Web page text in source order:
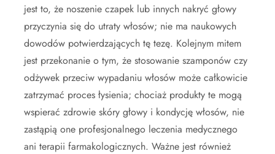
jest to, że noszenie czapek lub innych nakryć głowy
przyczynia się do utraty włosów; nie ma naukowych
dowodów potwierdzających tę tezę. Kolejnym mitem
jest przekonanie o tym, że stosowanie szamponów czy
odżywek przeciw wypadaniu włosów może całkowicie
zatrzymać proces łysienia; chociaż produkty te mogą
wspierać zdrowie skóry głowy i kondycję włosów, nie
zastąpią one profesjonalnego leczenia medycznego
ani terapii farmakologicznych. Ważne jest również